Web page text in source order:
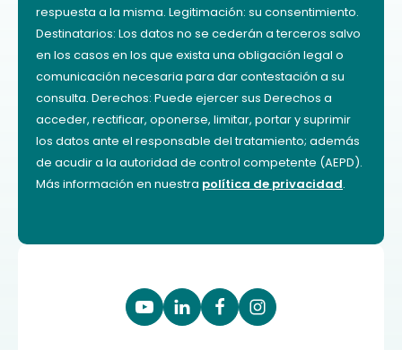
respuesta a la misma. Legitimación: su consentimiento.
Destinatarios: Los datos no se cederán a terceros salvo
en los casos en los que exista una obligación legal o
comunicación necesaria para dar contestación a su
consulta. Derechos: Puede ejercer sus Derechos a
acceder, rectificar, oponerse, limitar, portar y suprimir
los datos ante el responsable del tratamiento; además
de acudir a la autoridad de control competente (AEPD).
Más información en nuestra política de privacidad.